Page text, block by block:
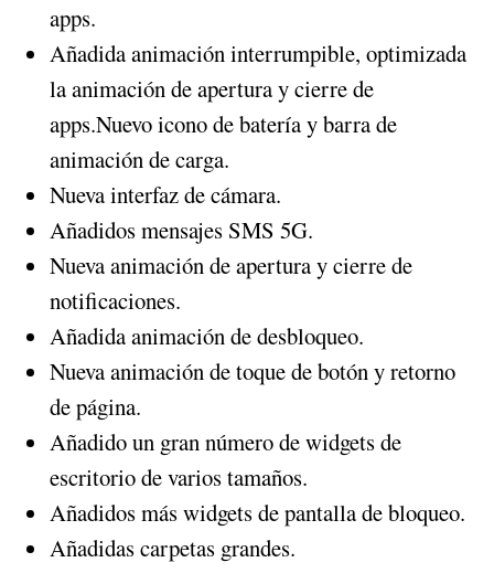
apps.
Añadida animación interrumpible, optimizada
la animación de apertura y cierre de
apps.Nuevo icono de batería y barra de
animación de carga.
Nueva interfaz de cámara.
Añadidos mensajes SMS 5G.
Nueva animación de apertura y cierre de
notificaciones.
Añadida animación de desbloqueo.
Nueva animación de toque de botón y retorno
de página.
Añadido un gran número de widgets de
escritorio de varios tamaños.
Añadidos más widgets de pantalla de bloqueo.
Añadidas carpetas grandes.